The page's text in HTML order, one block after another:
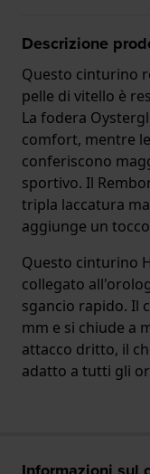
Descrizione
Questo cinturino
pelle di vitello è
La fodera
comfort, mentre
conferiscono
sportivo. Il
tripla laccatura
aggiunge un
Questo cinturino
collegato
sgancio rapido. Il
mm e si chiude a
attacco dritto, il
adatto a tutti gli